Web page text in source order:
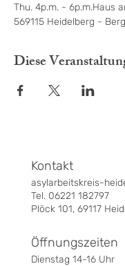
Thu. 4p.m. - 6p.m.Haus
569115 Heidelberg -
Diese
asylarbeitskreis-
Tel. 06221 182797
Plöck 101, 69117
Kontakt
Dienstag 14-16 Uhr
Öffnungszeiten